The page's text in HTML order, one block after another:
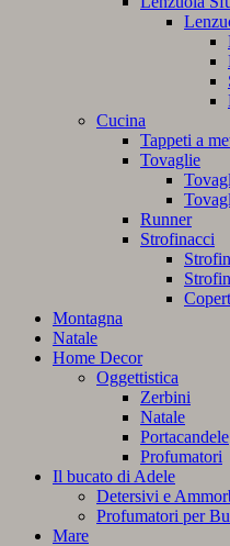
Cucina
Tappeti a
Tovaglie
Runner
Strofinacci
Montagna
Natale
Home Decor
Oggettistica
Zerbini
Natale
Portacandele
Profumatori
Il bucato di Adele
Detersivi e
Profumatori per
Mare